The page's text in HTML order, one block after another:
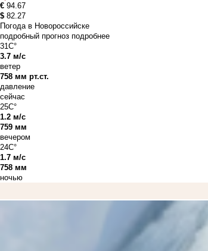
€ 94.67
$ 82.27
Погода в Новороссийске
подробный прогноз подробнее
31C°
3.7 м/с
ветер
758 мм рт.ст.
давление
сейчас
25C°
1.2 м/с
759 мм
вечером
24C°
1.7 м/с
758 мм
ночью